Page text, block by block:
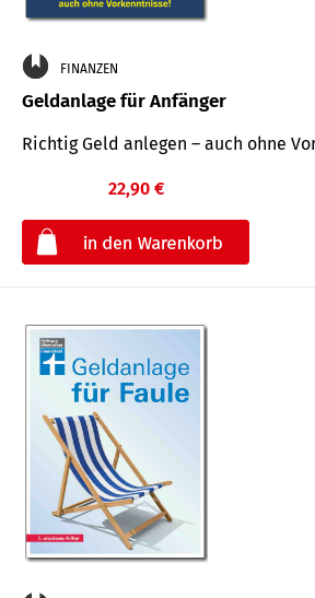
FINANZEN
Geldanlage für Anfänger
Richtig Geld anlegen – auch ohne
22,90 €